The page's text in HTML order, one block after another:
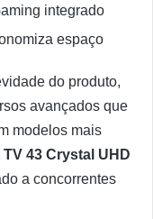
integrado
espaço
do produto,
avançados que
modelos mais
43 Crystal UHD
a concorrentes